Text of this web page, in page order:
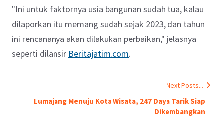
"Ini untuk faktornya usia bangunan sudah tua, kalau
dilaporkan itu memang sudah sejak 2023, dan tahun
ini rencananya akan dilakukan perbaikan," jelasnya
seperti dilansir Beritajatim.com.
Next Posts...
Lumajang Menuju Kota Wisata, 247 Daya Tarik Siap
Dikembangkan